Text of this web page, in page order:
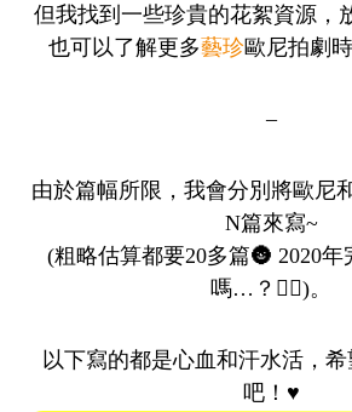
但我找到一些珍貴的花絮資源，
也可以了解更多藝珍歐尼拍劇
–
由於篇幅所限，我會分別將歐尼
N篇來寫~
(粗略估算都要20多篇🌚 2020
嗎…？🤦‍♀️)。
以下寫的都是心血和汗水活，
吧！♥